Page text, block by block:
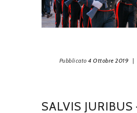
Pubblicato 4 Ottobre 2019 |
SALVIS JURIBUS